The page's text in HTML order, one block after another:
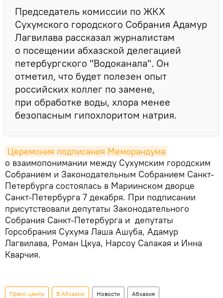
Председатель комиссии по ЖКХ
Сухумского городского Собрания Адамур
Лагвилава рассказал журналистам
о посещении абхазской делегацией
петербургского "Водоканала". Он
отметил, что будет полезен опыт
российских коллег по замене,
при обработке воды, хлора менее
безопасным гипохлоритом натрия.
Церемония подписания Меморандума
о взаимопонимании между Сухумским городским
Собранием и Законодательным Собранием Санкт-
Петербурга состоялась в Мариинском дворце
Санкт-Петербурга 7 декабря. При подписании
присутствовали депутаты Законодательного
Собрания Санкт-Петербурга и депутаты
Горсобрания Сухума Лаша Ашуба, Адамур
Лагвилава, Роман Цкуа, Нарсоу Салакая и Инна
Кварчия.
Пресс-центр В Абхазии Новости Абхазия